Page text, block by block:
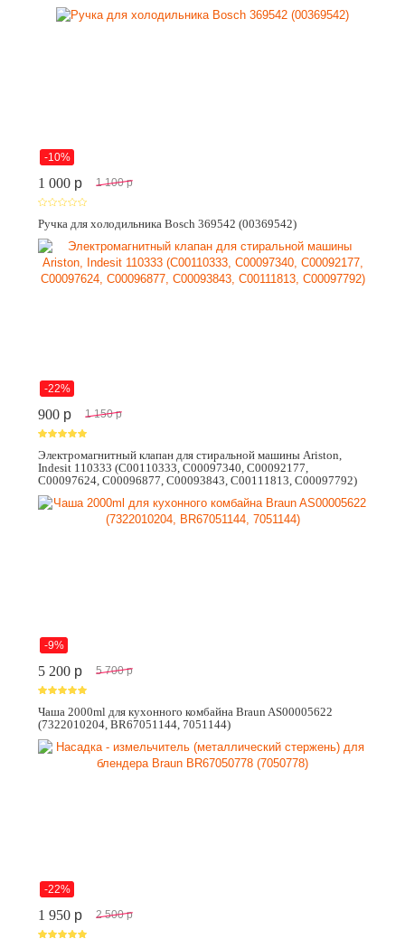
-10%
1 000 p 1 100 p
Ручка для холодильника Bosch 369542 (00369542)
-22%
900 p 1 150 p
Электромагнитный клапан для стиральной машины Ariston,
Indesit 110333 (C00110333, C00097340, C00092177,
C00097624, C00096877, C00093843, C00111813, C00097792)
-9%
5 200 p 5 700 p
Чаша 2000ml для кухонного комбайна Braun AS00005622
(7322010204, BR67051144, 7051144)
-22%
1 950 p 2 500 p